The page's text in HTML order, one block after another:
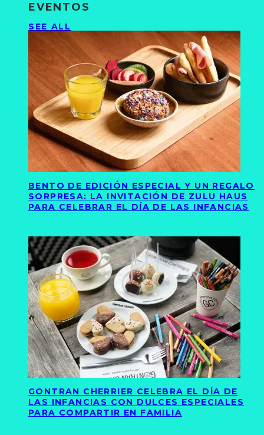
EVENTOS
SEE ALL
BENTO DE EDICIÓN ESPECIAL Y UN REGALO
SORPRESA: LA INVITACIÓN DE ZULU HAUS
PARA CELEBRAR EL DÍA DE LAS INFANCIAS
GONTRAN CHERRIER CELEBRA EL DÍA DE
LAS INFANCIAS CON DULCES ESPECIALES
PARA COMPARTIR EN FAMILIA